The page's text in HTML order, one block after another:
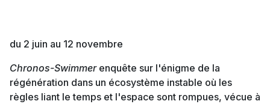
du 2 juin au 12 novembre
Chronos-Swimmerenquête sur l'énigme de la
régénération dans un écosystème instable où les
règles liant le temps et l'espace sont rompues, vécue à